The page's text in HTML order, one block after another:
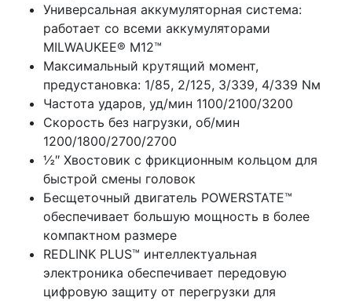
Универсальная аккумуляторная система:
работает со всеми аккумуляторами
MILWAUKEE® M12™
Максимальный крутящий момент,
предустановка: 1/85, 2/125, 3/339, 4/339 Nм
Частота ударов, уд/мин 1100/2100/3200
Скорость без нагрузки, об/мин
1200/1800/2700/2700
½″ Хвостовик с фрикционным кольцом для
быстрой смены головок
Бесщеточный двигатель POWERSTATE™
обеспечивает большую мощность в более
компактном размере
REDLINK PLUS™ интеллектуальная
электроника обеспечивает передовую
цифровую защиту от перегрузки для